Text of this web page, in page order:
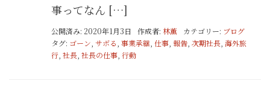
事ってなん […]
公開済み: 2020年1月3日 作成者: 林薫 カテゴリー: ブログ
タグ: ゴーン サボる 事業承継 仕事 報告 次期社長 海外旅
行 社長 社長の仕事 行動